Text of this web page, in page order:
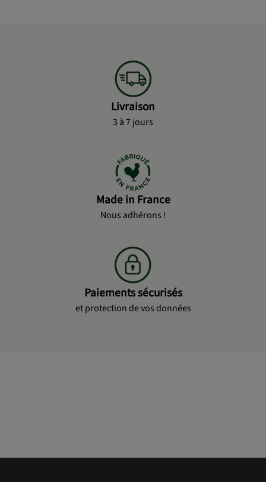
Livraison
3 à 7 jours
Made in France
Nous adhérons !
Paiements sécurisés
et protection de vos données